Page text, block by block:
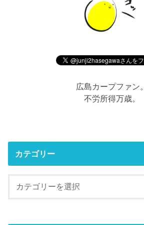
広島カープファン。
不労所得万歳。
カテゴリー